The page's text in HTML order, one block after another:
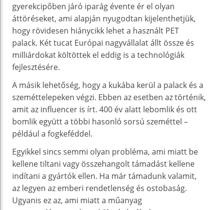
gyerekcipőben járó iparág évente ér el olyan
áttöréseket, ami alapján nyugodtan kijelenthetjük,
hogy rövidesen hiánycikk lehet a használt PET
palack. Két tucat Európai nagyvállalat állt össze és
milliárdokat költöttek el eddig is a technológiák
fejlesztésére.
A másik lehetőség, hogy a kukába kerül a palack és a
szeméttelepeken végzi. Ebben az esetben az történik,
amit az influencer is írt. 400 év alatt lebomlik és ott
bomlik együtt a többi hasonló sorsú szeméttel –
például a fogkeféddel.
Egyikkel sincs semmi olyan probléma, ami miatt be
kellene tiltani vagy összehangolt támadást kellene
indítani a gyártók ellen. Ha már támadunk valamit,
az legyen az emberi rendetlenség és ostobaság.
Ugyanis ez az, ami miatt a műanyag